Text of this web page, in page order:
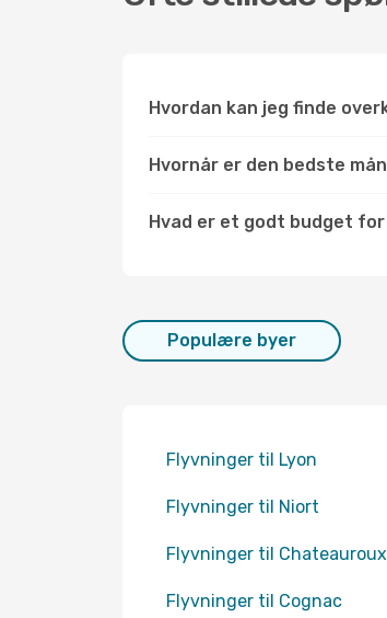
Hvordan kan jeg finde
Hvornår er den bedste
Hvad er et godt budget
Populære byer
Flyvninger til Lyon
Flyvninger til Niort
Flyvninger til Chateauroux
Flyvninger til Cognac